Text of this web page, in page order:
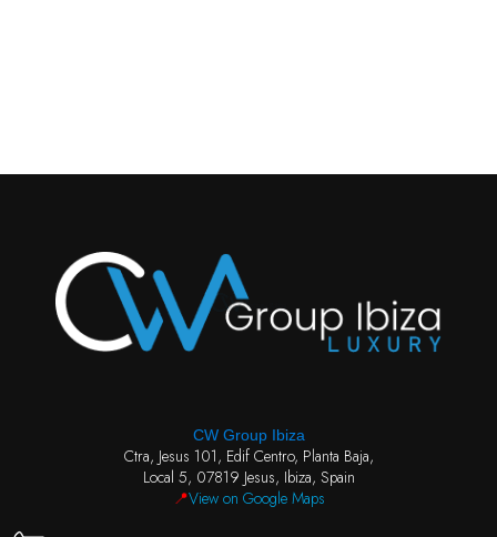
CW Group Ibiza
Ctra, Jesus 101, Edif Centro, Planta Baja,
Local 5, 07819 Jesus, Ibiza, Spain
📍View on Google Maps